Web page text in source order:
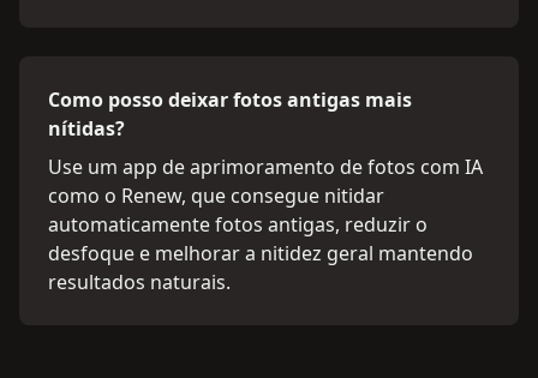
Como posso deixar fotos antigas mais
nítidas?
Use um app de aprimoramento de fotos com IA
como o Renew, que consegue nitidar
automaticamente fotos antigas, reduzir o
desfoque e melhorar a nitidez geral mantendo
resultados naturais.